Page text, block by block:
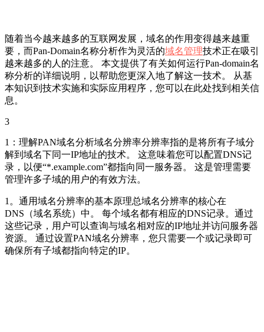
随着当今越来越多的互联网发展，域名的作用变得越来越重
要，而Pan-Domain名称分析作为灵活的域名管理技术正在吸引
越来越多的人的注意。 本文提供了有关如何运行Pan-domain名
称分析的详细说明，以帮助您更深入地了解这一技术。 从基
本知识到技术实施和实际应用程序，您可以在此处找到相关信
息。
3
1：理解PAN域名分析域名分辨率分辨率指的是将所有子域分
解到域名下同一IP地址的技术。 这意味着您可以配置DNS记
录，以便“*.example.com”都指向同一服务器。 这是管理需要
管理许多子域的用户的有效方法。
1。通用域名分辨率的基本原理总域名分辨率的核心在
DNS（域名系统）中。 每个域名都有相应的DNS记录。通过
这些记录，用户可以查询与域名相对应的IP地址并访问服务器
资源。 通过设置PAN域名分辨率，您只需要一个或记录即可
确保所有子域都指向特定的IP。